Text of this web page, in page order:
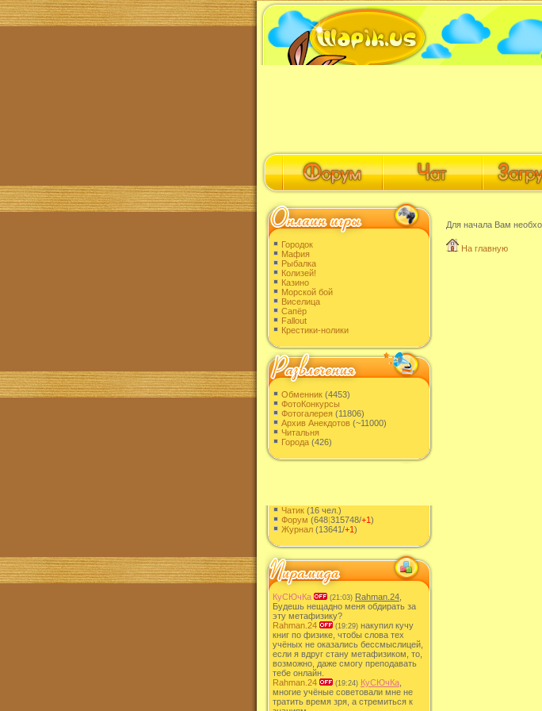
Городок
Мафия
Рыбалка
Колизей!
Казино
Морской бой
Виселица
Сапёр
Fallout
Крестики-нолики
Обменник (4453)
ФотоКонкурсы
Фотогалерея (11806)
Архив Анекдотов (~11000)
Читальня
Города (426)
Чатик (16 чел.)
Форум (648|315748/+1)
Журнал (13641/+1)
КуСЮчКа (21:03) Rahman.24
Будешь нещадно меня обдирать за
эту метафизику?
Rahman.24
(19:29) накупил кучу
книг по физике, чтобы слова тех
учёных не оказались бессмыслицей,
если я вдруг стану метафизиком, то,
возможно, даже смогу преподавать
тебе онлайн.
Rahman.24
(19:24) КуСЮчКа
многие учёные советовали мне не
тратить время зря, а стремиться к
Для начала Вам
На главную